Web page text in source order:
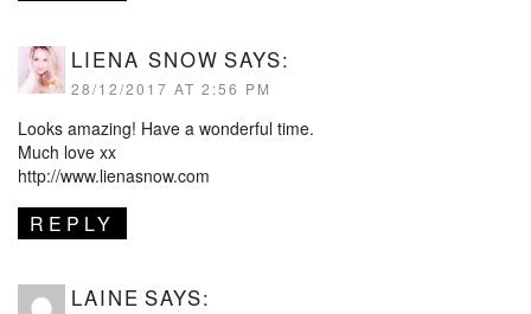
LIENA SNOW SAYS:
28/12/2017 AT 2:56 PM
Looks amazing! Have a wonderful time.
Much love xx
http://www.lienasnow.com
REPLY
LAINE SAYS: